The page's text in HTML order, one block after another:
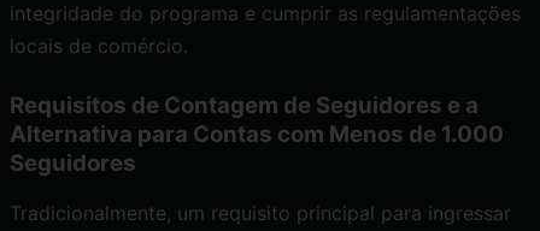
integridade do programa e cumprir as regulamentações
locais de comércio.
Requisitos de Contagem de Seguidores e a
Alternativa para Contas com Menos de 1.000
Seguidores
Tradicionalmente, um requisito principal para ingressar